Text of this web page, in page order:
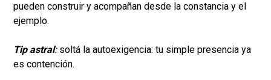
pueden construir y acompañan desde la constancia y el
ejemplo.
Tip astral:soltá la autoexigencia: tu simple presencia ya
es contención.